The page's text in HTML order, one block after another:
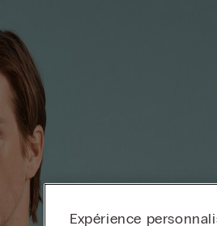
Expérience